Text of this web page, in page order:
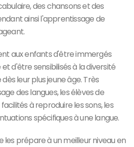
des chansons et des
ainsi l'apprentissage de
aux enfants d'être immergés
d'être sensibilisés à la diversité
leur plus jeune âge. Très
des langues, les élèves de
à reproduire les sons, les
spécifiques à une langue.
prépare à un meilleur niveau en